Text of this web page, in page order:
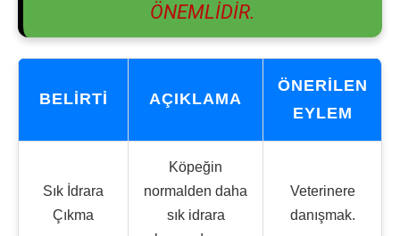
ÖNEMLIDIR.
BELIRTI AÇIKLAMA
ÖNERILEN
EYLEM
Sık İdrara
Çıkma
Köpeğin
normalden daha
sık idrara
Veterinere
danışmak.